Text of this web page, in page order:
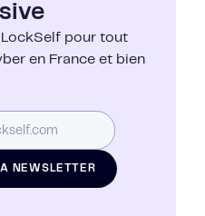
pour tout
en France et bien
NEWSLETTER